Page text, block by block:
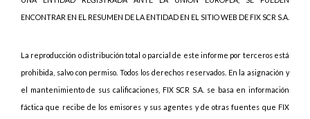
ENCONTRAR EN EL RESUMEN DE LA ENTIDAD EN EL SITIO WEB DE FIX SCR S.A.
La reproducción o distribución total o parcial de este informe por terceros está
prohibida, salvo con permiso. Todos los derechos reservados. En la asignación y
el mantenimiento de sus calificaciones, FIX SCR S.A. se basa en información
fáctica que recibe de los emisores y sus agentes y de otras fuentes que FIX